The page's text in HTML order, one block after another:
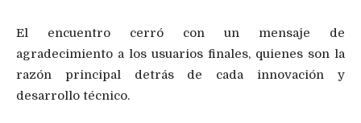
El encuentro cerró con un mensaje de
agradecimiento a los usuarios finales, quienes son la
razón principal detrás de cada innovación y
desarrollo técnico.